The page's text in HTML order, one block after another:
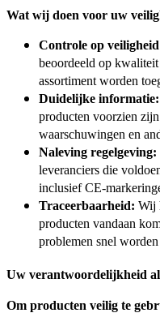
Wat wij doen voor uw
Controle op
beoordeeld op kwaliteit
assortiment worden
Duidelijke informatie:
producten voorzien
waarschuwingen en
Naleving regelgeving:
leveranciers die
inclusief CE-
Traceerbaarheid: Wij
producten vandaan
problemen snel worden
Uw verantwoordelijkheid
Om producten veilig te